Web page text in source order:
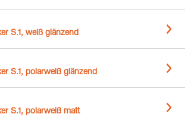
S.1, weiß glänzend
S.1, polarweiß glänzend
S.1, polarweiß matt